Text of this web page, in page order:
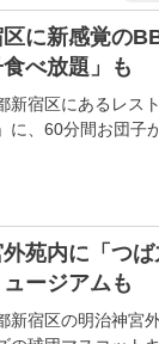
区に新感覚の
食べ放題」も
新宿区にあるレス
に、60分間お団子
外苑内に「つ
ュージアムも
新宿区の明治神宮